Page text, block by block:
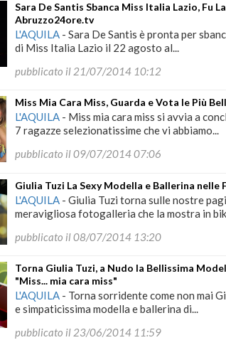
Sara De Santis Sbanca Miss Italia Lazio, Fu
Abruzzo24ore.tv
L'AQUILA - Sara De Santis è pronta per
di Miss Italia Lazio il 22 agosto al...
pubblicato il 21/07/2014 10:12
Miss Mia Cara Miss, Guarda e Vota le Più
L'AQUILA - Miss mia cara miss si avvia a
7 ragazze selezionatissime che vi abbiamo...
pubblicato il 09/07/2014 07:06
Giulia Tuzi La Sexy Modella e Ballerina nelle
L'AQUILA - Giulia Tuzi torna sulle nostre
meravigliosa fotogalleria che la mostra in
pubblicato il 08/07/2014 13:20
Torna Giulia Tuzi, a Nudo la Bellissima
"Miss... mia cara miss"
L'AQUILA - Torna sorridente come non mai
e simpaticissima modella e ballerina di...
pubblicato il 23/06/2014 11:59